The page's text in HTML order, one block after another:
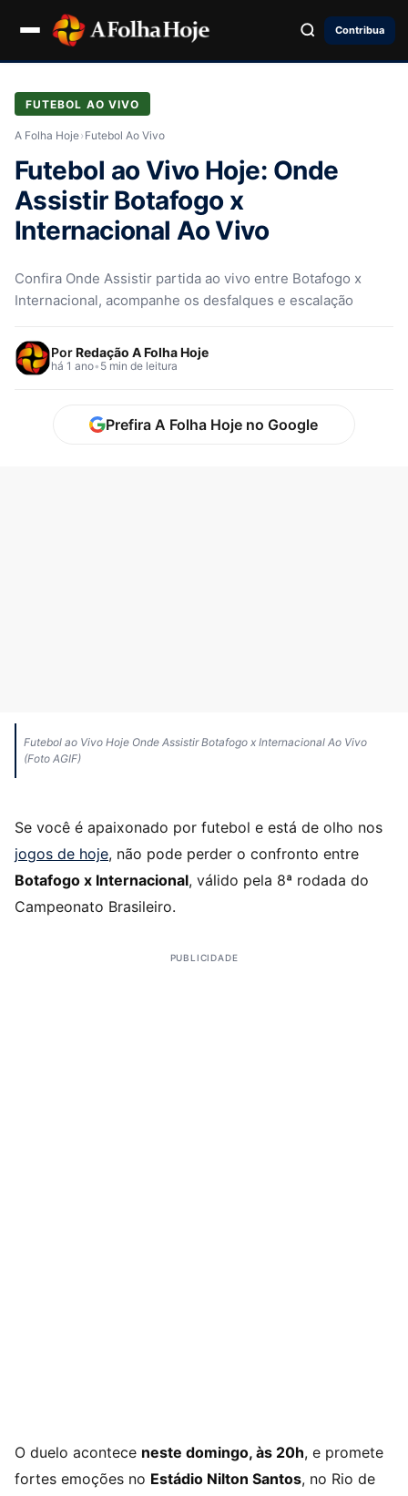
Contribua
FUTEBOL AO VIVO
A Folha Hoje› Futebol Ao Vivo
Futebol ao Vivo Hoje: Onde
Assistir Botafogo x
Internacional Ao Vivo
Confira Onde Assistir partida ao vivo entre Botafogo x
Internacional, acompanhe os desfalques e escalação
PorRedação A Folha Hoje
há 1 ano• 5 min de leitura
Prefira A Folha Hoje no Google
Futebol ao Vivo Hoje Onde Assistir Botafogo x Internacional Ao Vivo
(Foto AGIF)
Se você é apaixonado por futebol e está de olho nos
jogos de hoje, não pode perder o confronto entre
Botafogo x Internacional, válido pela 8ª rodada do
Campeonato Brasileiro.
PUBLICIDADE
O duelo acontece neste domingo, às 20h, e promete
fortes emoções no Estádio Nilton Santos, no Rio de